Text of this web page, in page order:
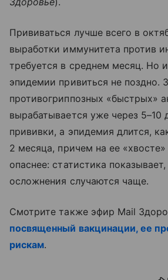
Прививаться лучше всего в
выработки иммунитета против
требуется в среднем месяц. Но
эпидемии привиться не поздно.
противогриппозных «быстрых»
вырабатывается уже через 5–10
прививки, а эпидемия длится,
2 месяца, причем на ее «хвосте»
опаснее: статистика
осложнения случаются чаще.
Смотрите также эфир Mail
посвященный вакцинации, ее
рискам.